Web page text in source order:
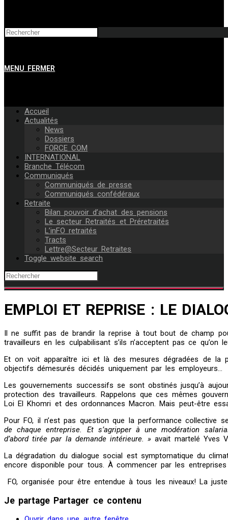
MENU FERMER
Accueil
Actualités
News
Dossiers
FORCE COM
INTERNATIONAL
Branche Télécom
Communiqués
Communiqués de presse
Communiqués confédéraux
Retraite
Bilan pouvoir d’achat des pensions
Le secteur Retraités et Préretraités
L’inFO retraités
Tracts
Lettre@Secteur Retraites
Toggle website search
EMPLOI ET REPRISE : LE
Il ne suffit pas de brandir la reprise à tout bout de champ
travailleurs en les culpabilisant s’ils n’acceptent pas ce
Et on voit apparaître ici et là des mesures dégradées de la
objectifs démesurés décidés uniquement par les employeurs…
Les gouvernements successifs se sont obstinés jusqu’à
protection des travailleurs. Rappelons que ces mêmes
Loi El Khomri et des ordonnances Macron. Mais peut-être
Pour FO, il n’est pas question que la performance
de chaque entreprise. Et s’agripper à une modération
d’abord tirée par la demande intérieure. » avait martelé Yves
La dégradation du dialogue social est symptomatique du
encore disponible pour tous. À commencer par les
FO, organisée pour être entendue à tous les niveaux! La
Je partage Partager ce contenu